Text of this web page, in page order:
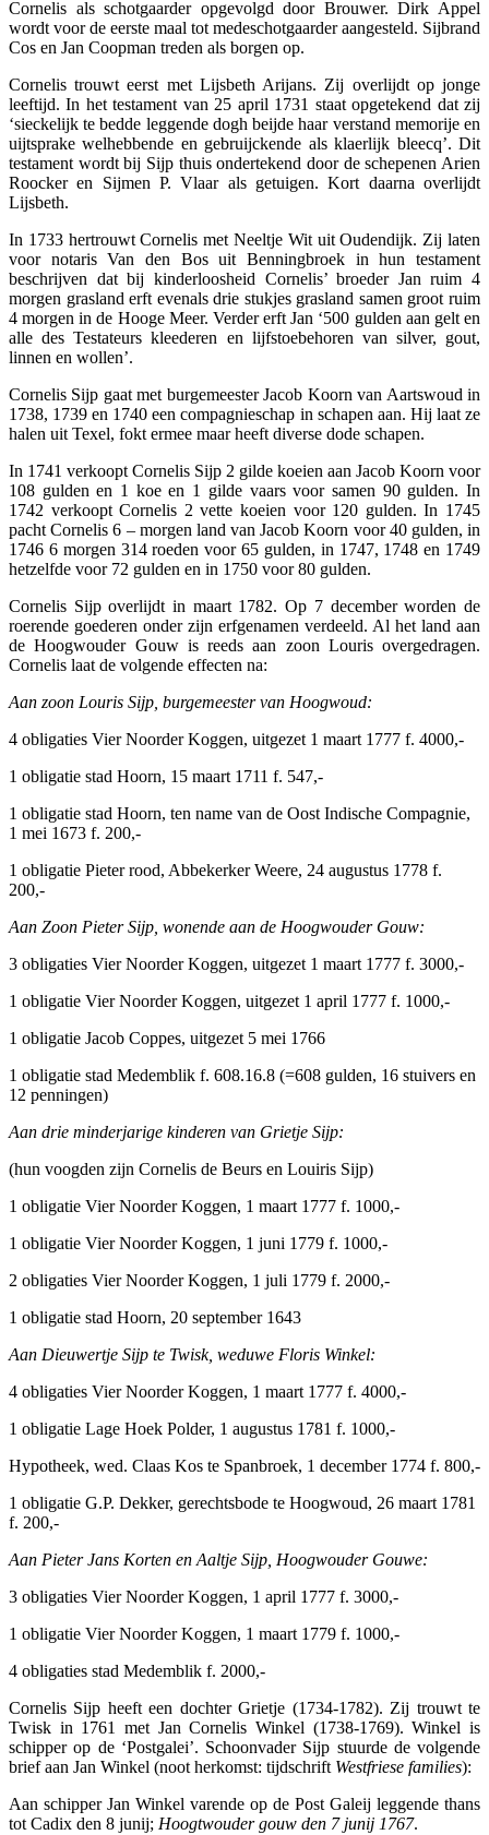
Cornelis als schotgaarder opgevolgd door Brouwer. Dirk Appel
wordt voor de eerste maal tot medeschotgaarder aangesteld. Sijbrand
Cos en Jan Coopman treden als borgen op.
Cornelis trouwt eerst met Lijsbeth Arijans. Zij overlijdt op jonge
leeftijd. In het testament van 25 april 1731 staat opgetekend dat zij
‘sieckelijk te bedde leggende dogh beijde haar verstand memorije en
uijtsprake welhebbende en gebruijckende als klaerlijk bleecq’. Dit
testament wordt bij Sijp thuis ondertekend door de schepenen Arien
Roocker en Sijmen P. Vlaar als getuigen. Kort daarna overlijdt
Lijsbeth.
In 1733 hertrouwt Cornelis met Neeltje Wit uit Oudendijk. Zij laten
voor notaris Van den Bos uit Benningbroek in hun testament
beschrijven dat bij kinderloosheid Cornelis’ broeder Jan ruim 4
morgen grasland erft evenals drie stukjes grasland samen groot ruim
4 morgen in de Hooge Meer. Verder erft Jan ‘500 gulden aan gelt en
alle des Testateurs kleederen en lijfstoebehoren van silver, gout,
linnen en wollen’.
Cornelis Sijp gaat met burgemeester Jacob Koorn van Aartswoud in
1738, 1739 en 1740 een compagnieschap in schapen aan. Hij laat ze
halen uit Texel, fokt ermee maar heeft diverse dode schapen.
In 1741 verkoopt Cornelis Sijp 2 gilde koeien aan Jacob Koorn voor
108 gulden en 1 koe en 1 gilde vaars voor samen 90 gulden. In
1742 verkoopt Cornelis 2 vette koeien voor 120 gulden. In 1745
pacht Cornelis 6 – morgen land van Jacob Koorn voor 40 gulden, in
1746 6 morgen 314 roeden voor 65 gulden, in 1747, 1748 en 1749
hetzelfde voor 72 gulden en in 1750 voor 80 gulden.
Cornelis Sijp overlijdt in maart 1782. Op 7 december worden de
roerende goederen onder zijn erfgenamen verdeeld. Al het land aan
de Hoogwouder Gouw is reeds aan zoon Louris overgedragen.
Cornelis laat de volgende effecten na:
Aan zoon Louris Sijp, burgemeester van Hoogwoud:
4 obligaties Vier Noorder Koggen, uitgezet 1 maart 1777 f. 4000,-
1 obligatie stad Hoorn, 15 maart 1711 f. 547,-
1 obligatie stad Hoorn, ten name van de Oost Indische Compagnie,
1 mei 1673 f. 200,-
1 obligatie Pieter rood, Abbekerker Weere, 24 augustus 1778 f.
200,-
Aan Zoon Pieter Sijp, wonende aan de Hoogwouder Gouw:
3 obligaties Vier Noorder Koggen, uitgezet 1 maart 1777 f. 3000,-
1 obligatie Vier Noorder Koggen, uitgezet 1 april 1777 f. 1000,-
1 obligatie Jacob Coppes, uitgezet 5 mei 1766
1 obligatie stad Medemblik f. 608.16.8 (=608 gulden, 16 stuivers en
12 penningen)
Aan drie minderjarige kinderen van Grietje Sijp:
(hun voogden zijn Cornelis de Beurs en Louiris Sijp)
1 obligatie Vier Noorder Koggen, 1 maart 1777 f. 1000,-
1 obligatie Vier Noorder Koggen, 1 juni 1779 f. 1000,-
2 obligaties Vier Noorder Koggen, 1 juli 1779 f. 2000,-
1 obligatie stad Hoorn, 20 september 1643
Aan Dieuwertje Sijp te Twisk, weduwe Floris Winkel:
4 obligaties Vier Noorder Koggen, 1 maart 1777 f. 4000,-
1 obligatie Lage Hoek Polder, 1 augustus 1781 f. 1000,-
Hypotheek, wed. Claas Kos te Spanbroek, 1 december 1774 f. 800,-
1 obligatie G.P. Dekker, gerechtsbode te Hoogwoud, 26 maart 1781
f. 200,-
Aan Pieter Jans Korten en Aaltje Sijp, Hoogwouder Gouwe:
3 obligaties Vier Noorder Koggen, 1 april 1777 f. 3000,-
1 obligatie Vier Noorder Koggen, 1 maart 1779 f. 1000,-
4 obligaties stad Medemblik f. 2000,-
Cornelis Sijp heeft een dochter Grietje (1734-1782). Zij trouwt te
Twisk in 1761 met Jan Cornelis Winkel (1738-1769). Winkel is
schipper op de ‘Postgalei’. Schoonvader Sijp stuurde de volgende
brief aan Jan Winkel (noot herkomst: tijdschrift Westfriese families):
Aan schipper Jan Winkel varende op de Post Galeij leggende thans
tot Cadix den 8 junij; Hoogtwouder gouw den 7 junij 1767.